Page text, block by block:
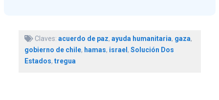
Claves: acuerdo de paz, ayuda humanitaria, gaza,
gobierno de chile, hamas, israel, Solución Dos
Estados, tregua